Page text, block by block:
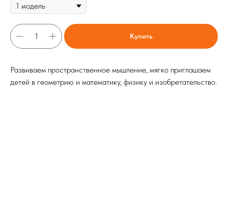
Купить
Развиваем пространственное мышление, мягко приглашаем
детей в геометрию и математику, физику и изобретательство.